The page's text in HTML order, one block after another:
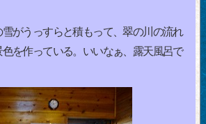
がうっすらと積もって、翠の川の流れ
を作っている。いいなぁ、露天風呂で